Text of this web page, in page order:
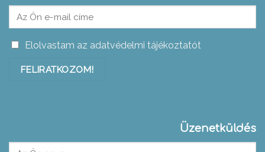
Elolvastam az adatvédelmi tájékoztatót
Üzenetküldés